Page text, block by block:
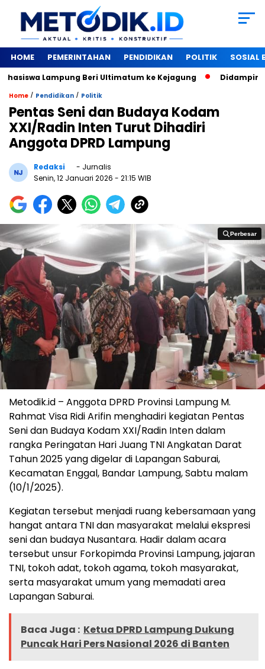
HOME PEMERINTAHAN PENDIDIKAN POLITIK SOSIAL
Lampung Beri Ultimatum ke Kejagung ‎Didampingi
Home / Pendidikan / Politik
Pentas Seni dan Budaya Kodam
XXI/Radin Inten Turut Dihadiri
Anggota DPRD Lampung
Redaksi
- Jurnalis
Senin, 12 Januari 2026 - 21:15 WIB
Perbesar
Perbesar
Metodik.id – Anggota DPRD Provinsi Lampung M.
Rahmat Visa Ridi Arifin menghadiri kegiatan Pentas
Seni dan Budaya Kodam XXI/Radin Inten dalam
rangka Peringatan Hari Juang TNI Angkatan Darat
Tahun 2025 yang digelar di Lapangan Saburai,
Kecamatan Enggal, Bandar Lampung, Sabtu malam
(10/1/2025).
Kegiatan tersebut menjadi ruang kebersamaan yang
hangat antara TNI dan masyarakat melalui ekspresi
seni dan budaya Nusantara. Hadir dalam acara
tersebut unsur Forkopimda Provinsi Lampung, jajaran
TNI, tokoh adat, tokoh agama, tokoh masyarakat,
serta masyarakat umum yang memadati area
Lapangan Saburai.
Baca Juga : Ketua DPRD Lampung Dukung
Puncak Hari Pers Nasional 2026 di Banten